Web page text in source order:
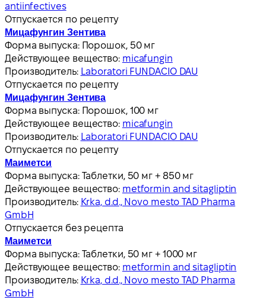
antiinfectives
Отпускается по рецепту
Мицафунгин Зентива
Форма выпуска: Порошок, 50 мг
Действующее вещество: micafungin
Производитель: Laboratori FUNDACIO DAU
Отпускается по рецепту
Мицафунгин Зентива
Форма выпуска: Порошок, 100 мг
Действующее вещество: micafungin
Производитель: Laboratori FUNDACIO DAU
Отпускается по рецепту
Маиметси
Форма выпуска: Таблетки, 50 мг + 850 мг
Действующее вещество: metformin and sitagliptin
Производитель: Krka, d.d., Novo mesto TAD Pharma
GmbH
Отпускается без рецепта
Маиметси
Форма выпуска: Таблетки, 50 мг + 1000 мг
Действующее вещество: metformin and sitagliptin
Производитель: Krka, d.d., Novo mesto TAD Pharma
GmbH